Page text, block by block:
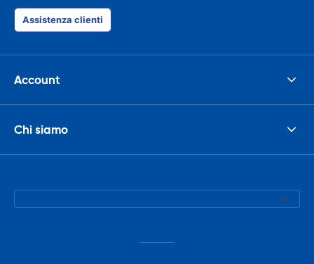
Assistenza clienti
Account
Chi siamo